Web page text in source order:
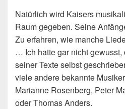
Natürlich wird Kaisers
Raum gegeben. Seine
Zu erfahren, wie manche
… Ich hatte gar nicht gewusst,
seiner Texte selbst
viele andere bekannte
Marianne Rosenberg, Peter
oder Thomas Anders.